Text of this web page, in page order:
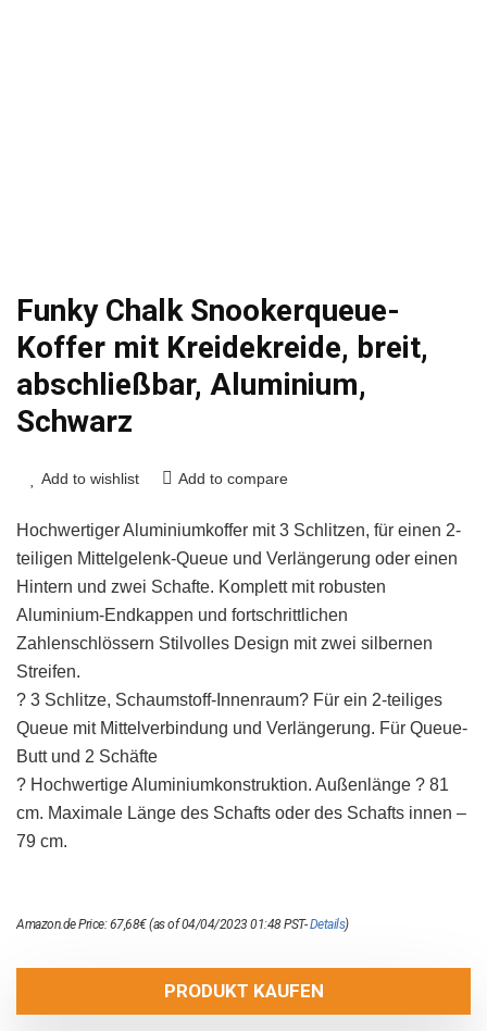
Funky Chalk Snookerqueue-
Koffer mit Kreidekreide, breit,
abschließbar, Aluminium,
Schwarz
Add to wishlist Add to compare
Hochwertiger Aluminiumkoffer mit 3 Schlitzen, für einen 2-
teiligen Mittelgelenk-Queue und Verlängerung oder einen
Hintern und zwei Schafte. Komplett mit robusten
Aluminium-Endkappen und fortschrittlichen
Zahlenschlössern Stilvolles Design mit zwei silbernen
Streifen.
? 3 Schlitze, Schaumstoff-Innenraum? Für ein 2-teiliges
Queue mit Mittelverbindung und Verlängerung. Für Queue-
Butt und 2 Schäfte
? Hochwertige Aluminiumkonstruktion. Außenlänge ? 81
cm. Maximale Länge des Schafts oder des Schafts innen –
79 cm.
Amazon.de Price:67,68€(as of 04/04/2023 01:48 PST-Details)
PRODUKT KAUFEN